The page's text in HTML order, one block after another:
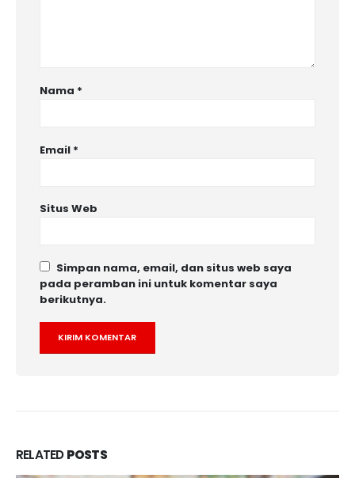
Nama *
Email *
Situs Web
Simpan nama, email, dan situs web saya
pada peramban ini untuk komentar saya
berikutnya.
RELATEDPOSTS